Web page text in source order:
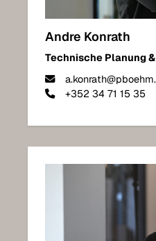
Andre Konrath
Technische Planung
+352 34 71 15 35